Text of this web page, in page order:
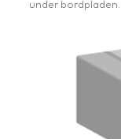
under bordpladen.